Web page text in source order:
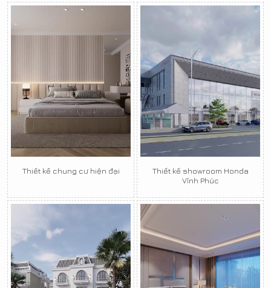
Thiết kế chung cư hiện đại
Thiết kế showroom Honda
Vĩnh Phúc